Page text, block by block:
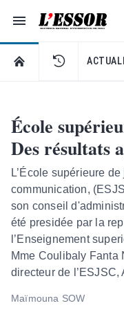
Navigation
L'Essor -
RETOUR À LA PAGE
École
Des résultats
L’École supérieure
communication,
son conseil
été presidée par la
l’Enseignement
Mme Coulibaly Fanta
directeur de
Maïmouna SOW